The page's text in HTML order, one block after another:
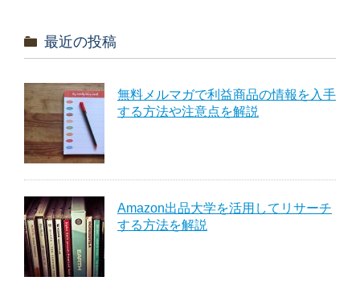
最近の投稿
無料メルマガで利益商品の情報を入手
する方法や注意点を解説
Amazon出品大学を活用してリサーチ
する方法を解説